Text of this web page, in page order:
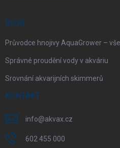
BLOG
Průvodce hnojivy AquaGrower –
Správné proudění vody v akváriu
Srovnání akvarijních skimmerů
KONTAKT
info@akvax.cz
602 455 000